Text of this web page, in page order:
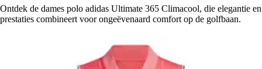
Ontdek de dames polo adidas Ultimate 365 Climacool, die elegantie en
prestaties combineert voor ongeëvenaard comfort op de golfbaan.